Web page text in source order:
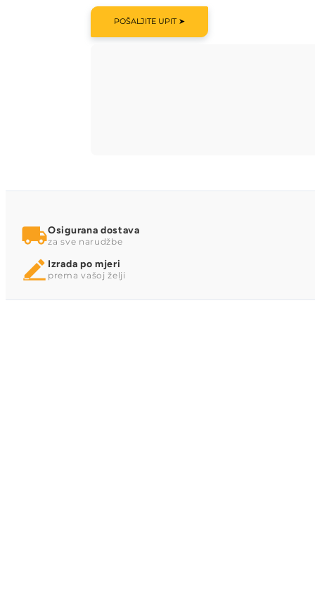
POŠALJITE UPIT ➤
Osigurana dostava
za sve narudžbe
Izrada po mjeri
prema vašoj želji